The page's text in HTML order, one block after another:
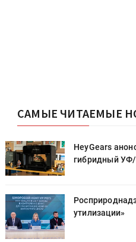
САМЫЕ ЧИТАЕМЫЕ
HeyGears
гибридный УФ/
утилизации»